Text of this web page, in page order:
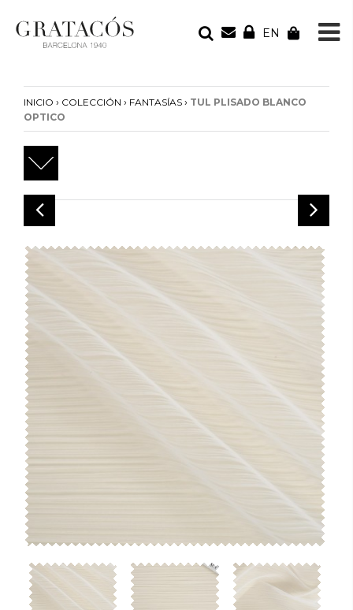
EN
Tu bolsa está vacía
INICIO › COLECCIÓN › FANTASÍAS › TUL PLISADO BLANCO
OPTICO